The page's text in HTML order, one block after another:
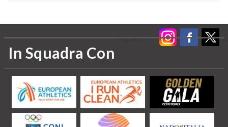
Seguici su:
In Squadra Con